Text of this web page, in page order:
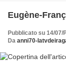
Eugène-
Pubblicato su 14/07/
Da anni70-